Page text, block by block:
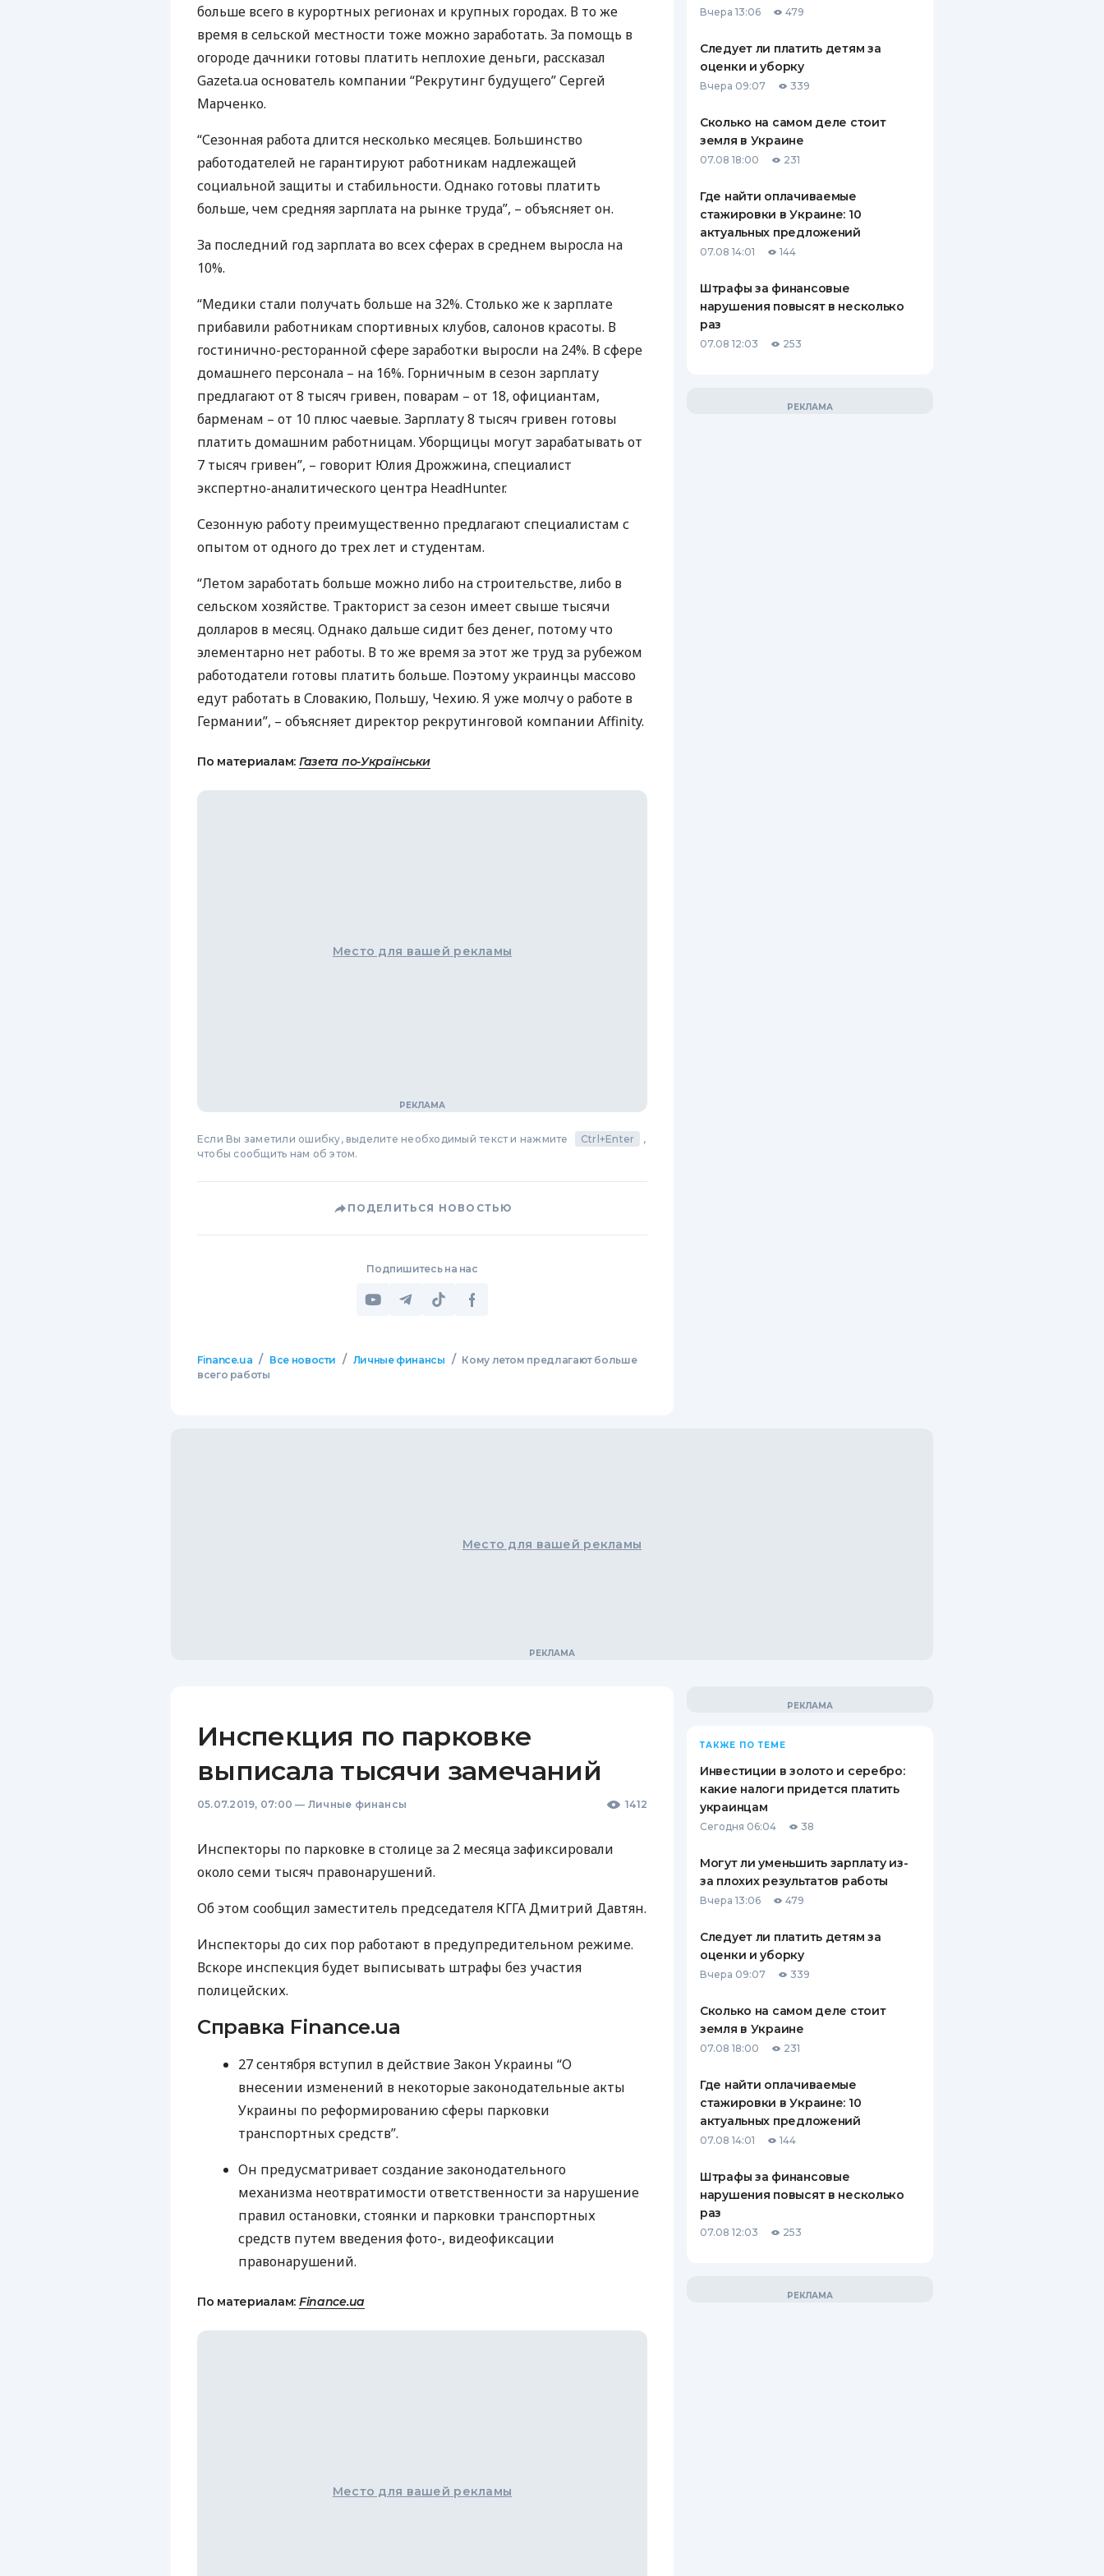
КЕШБЭКА
ПУТЕВОДИТЕЛИ ПО
БАНКОВСКИМ КАРТАМ
ВСЕ СТРАХОВЫЕ ПОЛИСЫ
ОТЗЫВЫ О СТРАХОВЫХ
КОМПАНИЯХ
ДОСТАВКА И ОПЛАТА
КОНТАКТЫ
больше всего в курортных регионах и крупных городах. В то же
время в сельской местности тоже можно заработать. За помощь в
огороде дачники готовы платить неплохие деньги, рассказал
Gazeta.ua основатель компании “Рекрутинг будущего” Сергей
Марченко.
“Сезонная работа длится несколько месяцев. Большинство
работодателей не гарантируют работникам надлежащей
социальной защиты и стабильности. Однако готовы платить
больше, чем средняя зарплата на рынке труда”, – объясняет он.
За последний год зарплата во всех сферах в среднем выросла на
10%.
“Медики стали получать больше на 32%. Столько же к зарплате
прибавили работникам спортивных клубов, салонов красоты. В
гостинично-ресторанной сфере заработки выросли на 24%. В сфере
домашнего персонала – на 16%. Горничным в сезон зарплату
предлагают от 8 тысяч гривен, поварам – от 18, официантам,
барменам – от 10 плюс чаевые. Зарплату 8 тысяч гривен готовы
платить домашним работницам. Уборщицы могут зарабатывать от
7 тысяч гривен”, – говорит Юлия Дрожжина, специалист
экспертно-аналитического центра HeadHunter.
Сезонную работу преимущественно предлагают специалистам с
опытом от одного до трех лет и студентам.
“Летом заработать больше можно либо на строительстве, либо в
сельском хозяйстве. Тракторист за сезон имеет свыше тысячи
долларов в месяц. Однако дальше сидит без денег, потому что
элементарно нет работы. В то же время за этот же труд за рубежом
работодатели готовы платить больше. Поэтому украинцы массово
едут работать в Словакию, Польшу, Чехию. Я уже молчу о работе в
Германии”, – объясняет директор рекрутинговой компании Affinity.
По материалам: Газета по-Українськи
Место для вашей рекламы
Если Вы заметили ошибку, выделите необходимый текст и нажмите Ctrl+Enter
,
чтобы сообщить нам об этом.
ПОДЕЛИТЬСЯ НОВОСТЬЮ
Подпишитесь на нас
Finance.ua / Все новости / Личные финансы / Кому летом предлагают больше
всего работы
Вчера 13:06 479
Следует ли платить детям за
оценки и уборку
Вчера 09:07 339
Сколько на самом деле стоит
земля в Украине
07.08 18:00 231
Где найти оплачиваемые
стажировки в Украине: 10
актуальных предложений
07.08 14:01 144
Штрафы за финансовые
нарушения повысят в несколько
раз
07.08 12:03 253
Место для вашей рекламы
Инспекция по парковке
выписала тысячи замечаний
05.07.2019, 07:00 — Личные финансы 1412
Инспекторы по парковке в столице за 2 месяца зафиксировали
около семи тысяч правонарушений.
Об этом сообщил заместитель председателя КГГАДмитрий Давтян.
Инспекторы до сих пор работают в предупредительном режиме.
Вскоре инспекция будет выписывать штрафы без участия
полицейских.
Справка Finance.ua
27 сентября вступил в действие Закон Украины “О
внесении изменений в некоторые законодательные акты
Украины по реформированию сферы парковки
транспортных средств”.
Он предусматривает создание законодательного
механизма неотвратимости ответственности за нарушение
правил остановки, стоянки и парковки транспортных
средств путем введения фото-, видеофиксации
правонарушений.
По материалам: Finance.ua
Место для вашей рекламы
ТАКЖЕ ПО ТЕМЕ
Инвестиции в золото и серебро:
какие налоги придется платить
украинцам
Сегодня 06:04 38
Могут ли уменьшить зарплату из-
за плохих результатов работы
Вчера 13:06 479
Следует ли платить детям за
оценки и уборку
Вчера 09:07 339
Сколько на самом деле стоит
земля в Украине
07.08 18:00 231
Где найти оплачиваемые
стажировки в Украине: 10
актуальных предложений
07.08 14:01 144
Штрафы за финансовые
нарушения повысят в несколько
раз
07.08 12:03 253